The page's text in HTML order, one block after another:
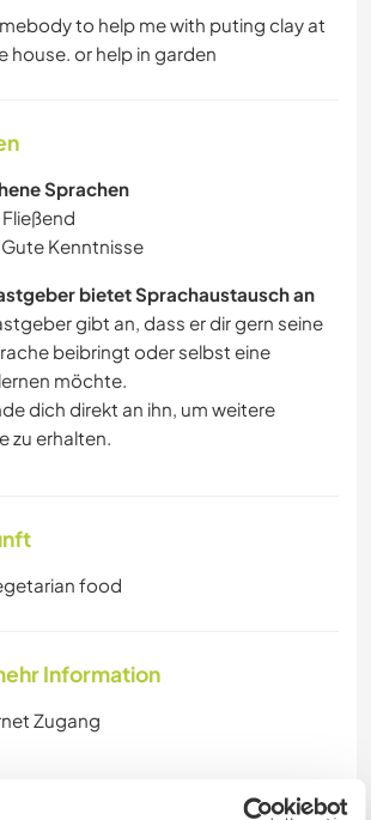
to help me with puting clay at
house. or help in garden
Sprachen
Kenntnisse
bietet Sprachaustausch an
gibt an, dass er dir gern seine
beibringt oder selbst eine
möchte.
dich direkt an ihn, um weitere
zu erhalten.
food
Information
Zugang